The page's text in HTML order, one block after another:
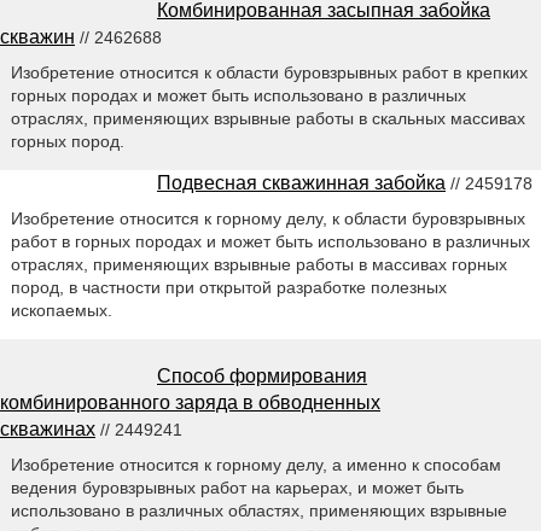
Комбинированная засыпная забойка
скважин // 2462688
Изобретение относится к области буровзрывных работ в крепких
горных породах и может быть использовано в различных
отраслях, применяющих взрывные работы в скальных массивах
горных пород.
Подвесная скважинная забойка // 2459178
Изобретение относится к горному делу, к области буровзрывных
работ в горных породах и может быть использовано в различных
отраслях, применяющих взрывные работы в массивах горных
пород, в частности при открытой разработке полезных
ископаемых.
Способ формирования
комбинированного заряда в обводненных
скважинах // 2449241
Изобретение относится к горному делу, а именно к способам
ведения буровзрывных работ на карьерах, и может быть
использовано в различных областях, применяющих взрывные